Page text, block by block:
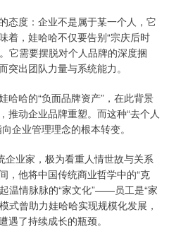
态度：企业不是属于某一个人，它
着，娃哈哈不仅要告别“宗庆后时
它需要摆脱对个人品牌的深度捆
出团队力量与系统能力。
哈哈的“负面品牌资产”，在此背景
推动企业品牌重塑。而这种“去个人
企业管理理念的根本转变。
企业家，极为看重人情世故与关系
，他将中国传统商业哲学中的“克
温情脉脉的“家文化”——员工是“家
式曾助力娃哈哈实现规模化发展，
遇了持续成长的瓶颈。